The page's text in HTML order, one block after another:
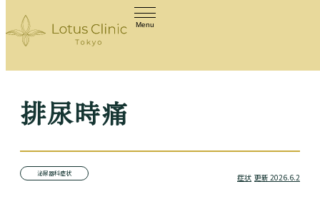
Menu
排尿時痛
泌尿器科症状 症状 更新 2026.6.2